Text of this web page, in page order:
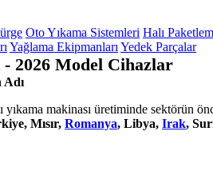
Oto Yıkama Sistemleri Halı
Yağlama Ekipmanları Yedek Parçalar
2026 Model Cihazlar
yıkama makinası üretiminde sektörün
Mısır, Romanya, Libya, Irak,